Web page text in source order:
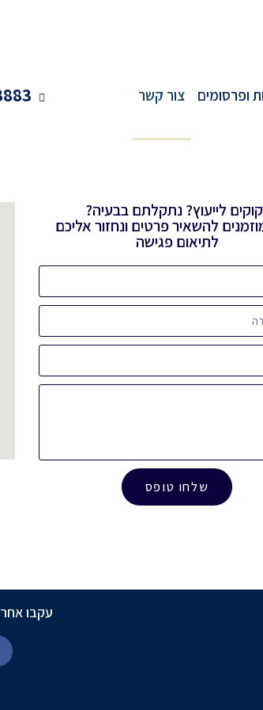
ופרסומים צור קשר
לייעוץ? נתקלתם בבעיה?
להשאיר פרטים ונחזור אליכם
לתיאום פגישה
שלחו טופס
עקבו